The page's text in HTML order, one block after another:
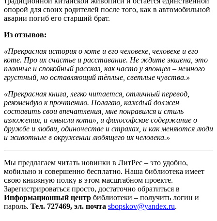
опорой для своих родителей после того, как в автомобильной
аварии погиб его старший брат.
Из отзывов:
«Прекрасная история о коте и его человеке, человеке и его
коте. Про их счастье и расставание. Не ждите экшена, это
плавные и спокойный рассказ, как часто у японцев – немного
грустный, но оставляющий тёплые, светлые чувства.»
«Прекрасная книга, легко читается, отличный перевод,
рекомендую к прочтению. Полагаю, каждый должен
составить свои впечатления, мне понравился и стиль
изложения, и «мысли кота», и философское содержание о
дружбе и любви, одиночестве и страхах, и как меняются люди
и животные в окружении любящего их человека.»
Мы предлагаем читать новинки в ЛитРес – это удобно,
мобильно и совершенно бесплатно. Наша библиотека имеет
свою книжную полку в этом масштабном проекте.
Зарегистрироваться просто, достаточно обратиться в
Информационный центр библиотеки – получить логин и
пароль. Тел. 727469, эл. почта sbopskov@yandex.ru.